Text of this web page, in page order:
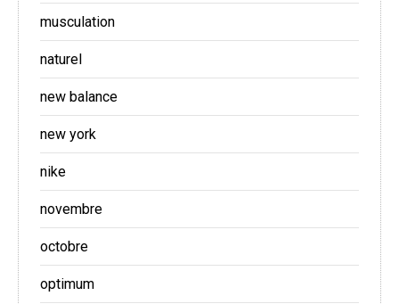
musculation
naturel
new balance
new york
nike
novembre
octobre
optimum